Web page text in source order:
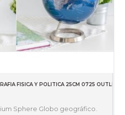
FISICA Y POLITICA 25CM 0725 OUTLET
Sphere Globo geográfico.